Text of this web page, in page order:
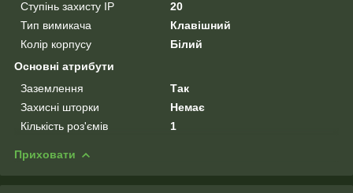
Ступінь захисту IP
20
Тип вимикача
Клавішний
Колір корпусу
Білий
Основні атрибути
Заземлення
Так
Захисні шторки
Немає
Кількість роз'ємів
1
Приховати